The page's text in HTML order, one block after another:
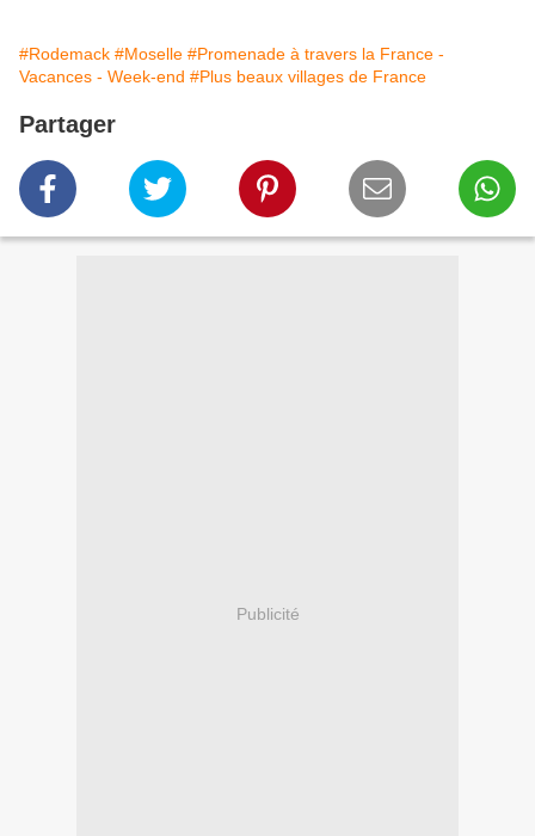
#Rodemack #Moselle #Promenade à travers la France -
Vacances - Week-end #Plus beaux villages de France
Partager
Publicité